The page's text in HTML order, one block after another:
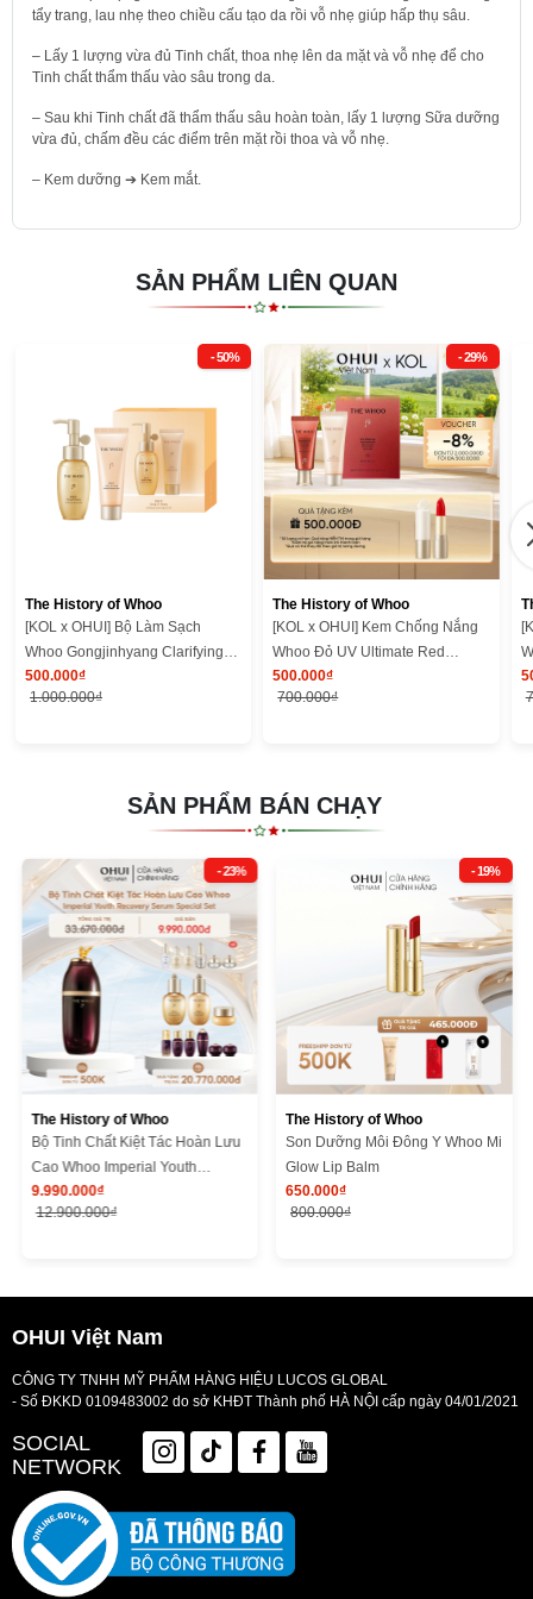
tẩy trang, lau nhẹ theo chiều cấu tạo da rồi vỗ nhẹ giúp hấp thụ sâu.
– Lấy 1 lượng vừa đủ Tinh chất, thoa nhẹ lên da mặt và vỗ nhẹ để cho
Tinh chất thẩm thấu vào sâu trong da.
– Sau khi Tinh chất đã thẩm thấu sâu hoàn toàn, lấy 1 lượng Sữa dưỡng
vừa đủ, chấm đều các điểm trên mặt rồi thoa và vỗ nhẹ.
– Kem dưỡng ➔ Kem mắt.
SẢN PHẨM LIÊN QUAN
- 50%
The History of Whoo
[KOL x OHUI] Bộ Làm Sạch
Whoo Gongjinhyang Clarifying
Cleansing Duo Kit
500.000₫
1.000.000₫
- 29%
The History of Whoo
[KOL x OHUI] Kem Chống Nắng
Whoo Đỏ UV Ultimate Red
Vitamin Sunscreen SE 25ml
500.000₫
700.000₫
SẢN PHẨM BÁN CHẠY
- 23%
The History of Whoo
Bộ Tinh Chất Kiệt Tác Hoàn Lưu
Cao Whoo Imperial Youth
Recovery Serum Special Set
9.990.000₫
12.900.000₫
- 19%
The History of Whoo
Son Dưỡng Môi Đông Y Whoo Mi
Glow Lip Balm
650.000₫
800.000₫
OHUI Việt Nam
CÔNG TY TNHH MỸ PHẨM HÀNG HIỆU LUCOS GLOBAL
- Số ĐKKD 0109483002 do sở KHĐT Thành phố HÀ NỘI cấp ngày 04/01/2021
SOCIAL
NETWORK